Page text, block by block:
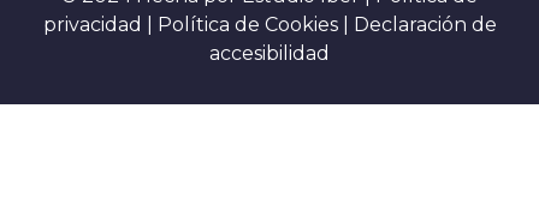
privacidad
Política de Cookies
Declaración de
accesibilidad